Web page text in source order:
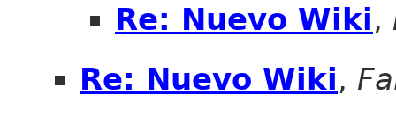
Re: Nuevo Wiki,
Re: Nuevo Wiki,